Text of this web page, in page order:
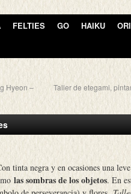
FELTIES GO HAIKU
Hyeon –
Taller de etegami,
tinta negra y en ocasiones una
las sombras de los objetos. En